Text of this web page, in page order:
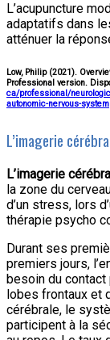
L’acupuncture
adaptatifs dans
atténuer la
Low, Philip (2021).
Professional version.
ca/professional/
autonomic-nervous-system
L’imagerie
L’imagerie
la zone du
d’un stress, lors
thérapie psycho
Durant ses
premiers jours,
besoin du
lobes frontaux et
cérébrale, le
participent à la